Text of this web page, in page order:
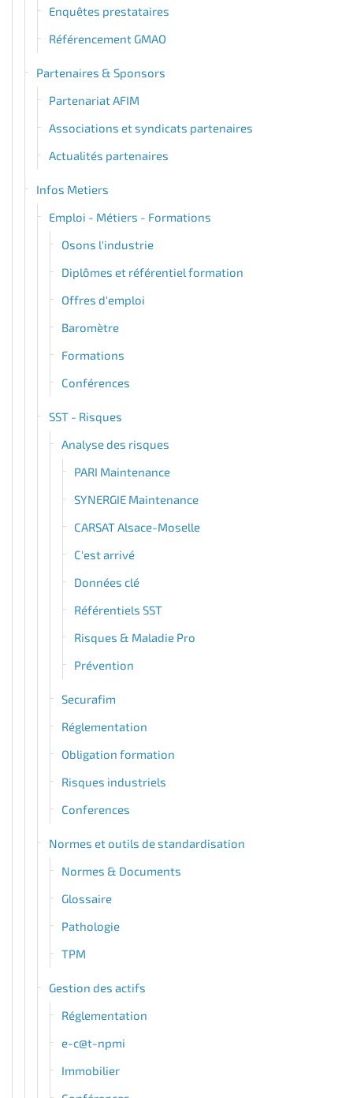
Enquêtes prestataires
Référencement GMAO
Partenaires & Sponsors
Partenariat AFIM
Associations et syndicats partenaires
Actualités partenaires
Infos Metiers
Emploi - Métiers - Formations
Osons l'industrie
Diplômes et référentiel formation
Offres d'emploi
Baromètre
Formations
Conférences
SST - Risques
Analyse des risques
PARI Maintenance
SYNERGIE Maintenance
CARSAT Alsace-Moselle
C'est arrivé
Données clé
Référentiels SST
Risques & Maladie Pro
Prévention
Securafim
Réglementation
Obligation formation
Risques industriels
Conferences
Normes et outils de standardisation
Normes & Documents
Glossaire
Pathologie
TPM
Gestion des actifs
Réglementation
e-c@t-npmi
Immobilier